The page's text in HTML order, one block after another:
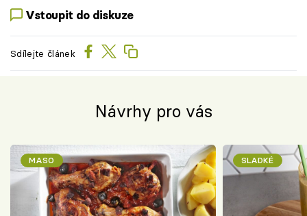
Vstoupit do diskuze
Sdílejte článek
Návrhy pro vás
MASO SLADKÉ